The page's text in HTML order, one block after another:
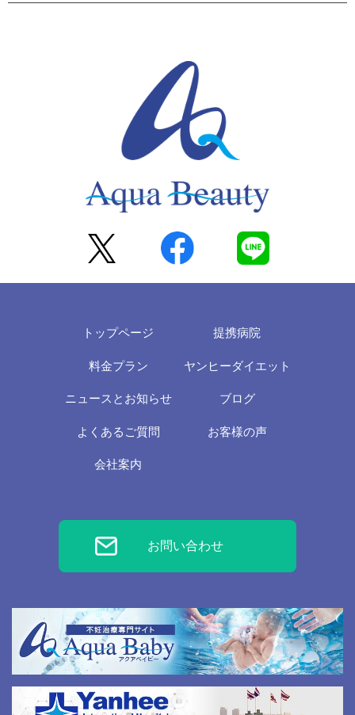
トップページ 提携病院
料金プラン ヤンヒーダイエット
ニュースとお知らせ ブログ
よくあるご質問 お客様の声
会社案内
お問い合わせ